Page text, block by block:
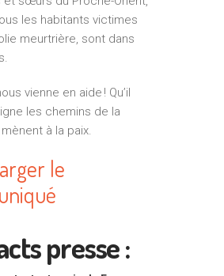
les habitants victimes
meurtrière, sont dans
vienne en aide ! Qu’il
les chemins de la
à la paix.
le
presse :